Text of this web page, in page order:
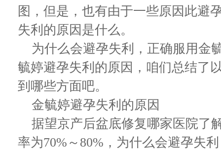
图，但是，也有由于一些原因此避
失利的原因是什么。
为什么会避孕失利，正确服用金
毓婷避孕失利的原因，咱们总结了
到哪些方面吧。
金毓婷避孕失利的原因
据望京产后盆底修复哪家医院了
率为70%～80%，为什么会避孕失